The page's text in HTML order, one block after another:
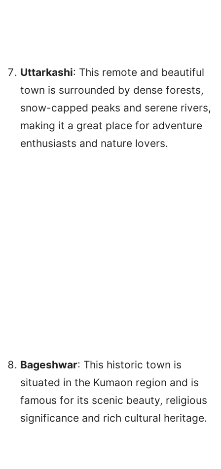
Uttarkashi: This remote and beautiful
town is surrounded by dense forests,
snow-capped peaks and serene rivers,
making it a great place for adventure
enthusiasts and nature lovers.
Bageshwar: This historic town is
situated in the Kumaon region and is
famous for its scenic beauty, religious
significance and rich cultural heritage.